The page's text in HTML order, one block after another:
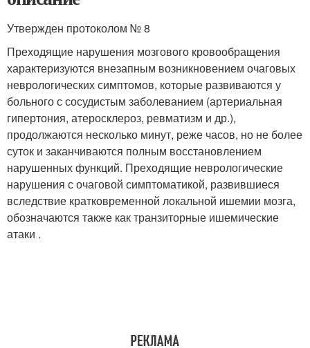
Утвержден протоколом № 8
Преходящие нарушения мозгового кровообращения
характеризуются внезапным возникновением очаговых
неврологических симптомов, которые развиваются у
больного с сосудистым заболеванием (артериальная
гипертония, атеросклероз, ревматизм и др.),
продолжаются несколько минут, реже часов, но не более
суток и заканчиваются полным восстановлением
нарушенных функций. Преходящие неврологические
нарушения с очаговой симптоматикой, развившиеся
вследствие кратковременной локальной ишемии мозга,
обозначаются также как транзиторные ишемические
атаки .